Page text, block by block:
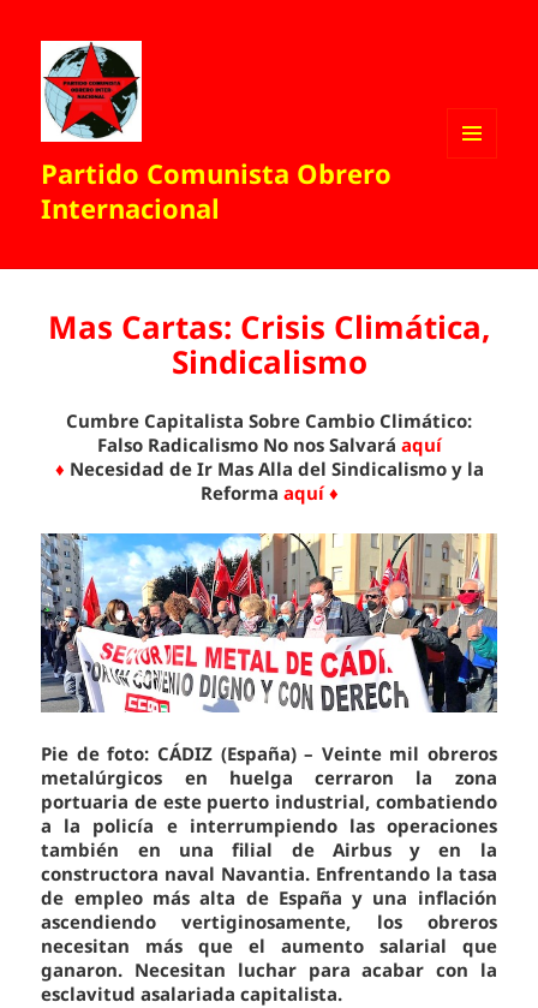
Partido Comunista Obrero
Internacional
Mas Cartas: Crisis Climática,
Sindicalismo
Cumbre Capitalista Sobre Cambio Climático:
Falso Radicalismo No nos Salvará aquí
♦ Necesidad de Ir Mas Alla del Sindicalismo y la
Reforma aquí ♦
Pie de foto: CÁDIZ (España) – Veinte mil obreros
metalúrgicos en huelga cerraron la zona
portuaria de este puerto industrial, combatiendo
a la policía e interrumpiendo las operaciones
también en una filial de Airbus y en la
constructora naval Navantia. Enfrentando la tasa
de empleo más alta de España y una inflación
ascendiendo vertiginosamente, los obreros
necesitan más que el aumento salarial que
ganaron. Necesitan luchar para acabar con la
esclavitud asalariada capitalista.